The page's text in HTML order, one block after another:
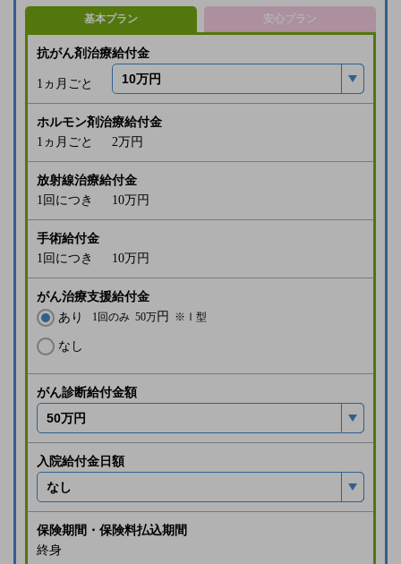
基本プラン 安心プラン
抗がん剤治療給付金
1ヵ月ごと
ホルモン剤治療給付金
1ヵ月ごと
2万円
放射線治療給付金
1回につき
10万円
手術給付金
1回につき
10万円
がん治療支援給付金
あり
1回のみ 50万円 ※Ⅰ型
なし
がん診断給付金額
入院給付金日額
保険期間・保険料払込期間
終身